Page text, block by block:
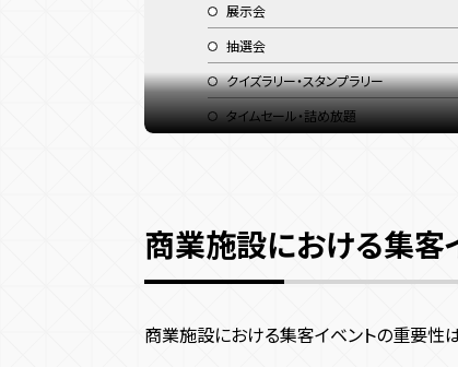
展示会
抽選会
クイズラリー・スタンプラリー
タイムセール・詰め放題
【イオンモール】ウォーキング集客
【JR名古屋駅構内】なごやめしデジタルス
【渋谷パルコ】ARを活用した展示会
商業施設における集客
商業施設における集客イベントの重要性は